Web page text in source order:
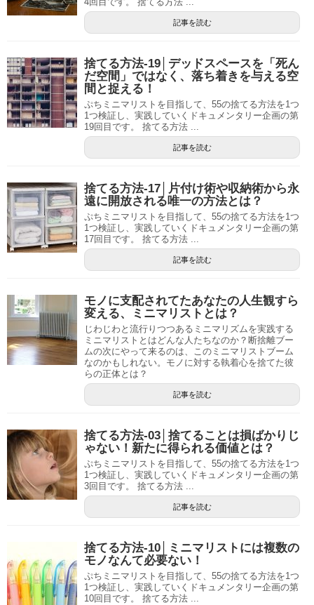
記事を読む
捨てる方法-19│デッドスペースを「死ん
だ空間」ではなく、落ち着きを与える空
間と捉える！
ぷちミニマリストを目指して、55の捨てる方法を1つ
1つ検証し、実践していくドキュメンタリー企画の第
19回目です。 捨てる方法 ...
記事を読む
捨てる方法-17│片付け術や収納術から永
遠に開放される唯一の方法とは？
ぷちミニマリストを目指して、55の捨てる方法を1つ
1つ検証し、実践していくドキュメンタリー企画の第
17回目です。 捨てる方法 ...
記事を読む
モノに支配されてたあなたの人生観すら
変える、ミニマリストとは？
じわじわと流行りつつあるミニマリズムを実践する
ミニマリストとはどんな人たちなのか？断捨離ブー
ムの次にやって来るのは、このミニマリストブーム
なのかもしれない。モノに対する執着心を捨てた彼
らの正体とは？
記事を読む
捨てる方法-03│捨てることは損ばかりじ
ゃない！新たに得られる価値とは？
ぷちミニマリストを目指して、55の捨てる方法を1つ
1つ検証し、実践していくドキュメンタリー企画の第
3回目です。 捨てる方法 ...
記事を読む
捨てる方法-10│ミニマリストには複数の
モノなんて必要ない！
ぷちミニマリストを目指して、55の捨てる方法を1つ
1つ検証し、実践していくドキュメンタリー企画の第
10回目です。 捨てる方法 ...